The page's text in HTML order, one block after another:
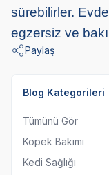
sürebilirler.
egzersiz ve
Paylaş
Blog Kategorileri
Tümünü Gör
Köpek Bakımı
Kedi Sağlığı